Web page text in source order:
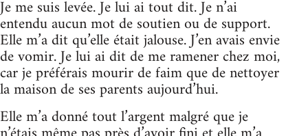
Je me suis levée. Je lui ai tout dit. Je n’ai
entendu aucun mot de soutien ou de support.
Elle m’a dit qu’elle était jalouse. J’en avais envie
de vomir. Je lui ai dit de me ramener chez moi,
car je préférais mourir de faim que de nettoyer
la maison de ses parents aujourd’hui.
Elle m’a donné tout l’argent malgré que je